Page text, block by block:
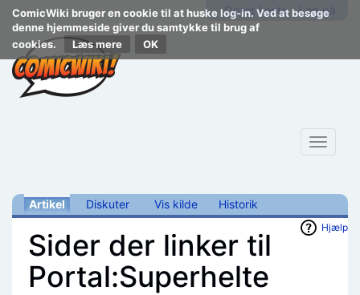
ComicWiki bruger en cookie til at huske log-in. Ved at besøge
denne hjemmeside giver du samtykke til brug af
cookies.
Læs mere
Opret konto Log på
Toggle
Artikel Diskuter Vis kilde Historik
Hjælp
Sider der linker til
Portal:Superhelte